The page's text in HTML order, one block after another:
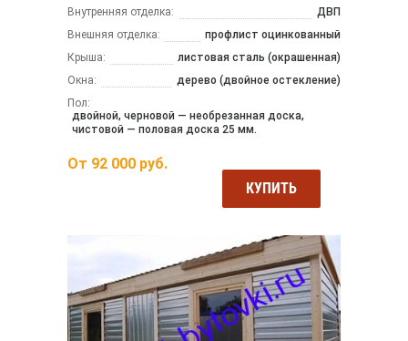
Внутренняя отделка:
ДВП
Внешняя отделка:
профлист оцинкованный
Крыша:
листовая сталь (окрашенная)
Окна:
дерево (двойное остекление)
Пол:
двойной, черновой — необрезанная доска,
чистовой — половая доска 25 мм.
От 92 000 руб.
КУПИТЬ